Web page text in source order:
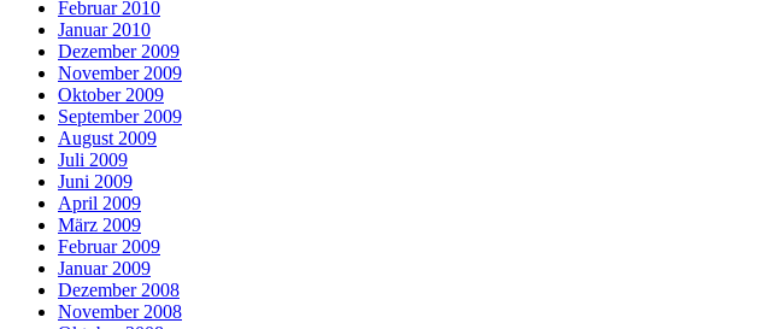
Februar 2010
Januar 2010
Dezember 2009
November 2009
Oktober 2009
September 2009
August 2009
Juli 2009
Juni 2009
April 2009
März 2009
Februar 2009
Januar 2009
Dezember 2008
November 2008